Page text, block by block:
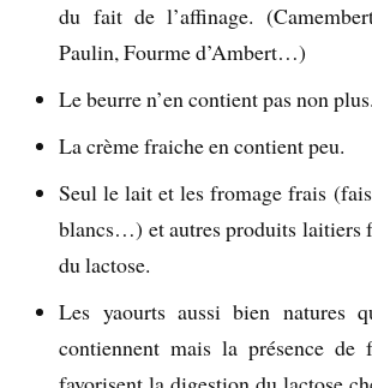
du fait de l’affinage.
Paulin, Fourme d’Ambert…)
Le beurre n’en contient pas non plus.
La crème fraiche en contient peu.
Seul le lait et les fromage frais
blancs…) et autres produits laitiers
du lactose.
Les yaourts aussi bien natures
contiennent mais la présence de